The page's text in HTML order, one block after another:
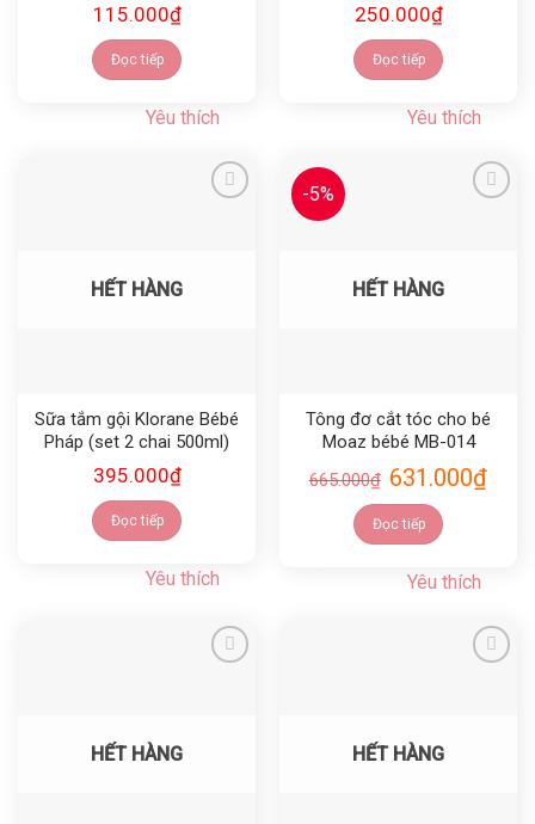
115.000₫
Đọc tiếp
Yêu thích
250.000₫
Đọc tiếp
Yêu thích
HẾT HÀNG
Sữa tắm gội Klorane Bébé
Pháp (set 2 chai 500ml)
395.000₫
Đọc tiếp
Yêu thích
-5%
HẾT HÀNG
Tông đơ cắt tóc cho bé
Moaz bébé MB-014
665.000₫ 631.000₫
Đọc tiếp
Yêu thích
HẾT HÀNG HẾT HÀNG